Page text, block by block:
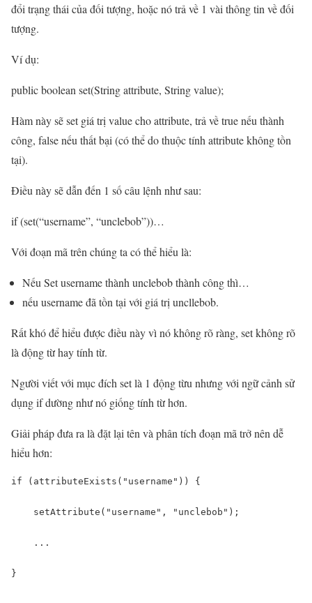
đổi trạng thái của đối tượng, hoặc nó trả về 1 vài thông tin về đối
tượng.
Ví dụ:
public boolean set(String attribute, String value);
Hàm này sẽ set giá trị value cho attribute, trả về true nếu thành
công, false nếu thất bại (có thể do thuộc tính attribute không tồn
tại).
Điều này sẽ dẫn đến 1 số câu lệnh như sau:
if (set(“username”, “unclebob”))…
Với đoạn mã trên chúng ta có thể hiểu là:
Nếu Set username thành unclebob thành công thì…
nếu username đã tồn tại với giá trị uncllebob.
Rất khó để hiểu được điều này vì nó không rõ ràng, set không rõ
là động từ hay tính từ.
Người viết với mục đích set là 1 động từu nhưng với ngữ cảnh sử
dụng if dường như nó giống tính từ hơn.
Giải pháp đưa ra là đặt lại tên và phân tích đoạn mã trở nên dễ
hiểu hơn:
if (attributeExists("username")) {
setAttribute("username", "unclebob");
...
}